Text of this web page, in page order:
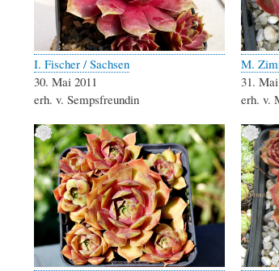
I. Fischer / Sachsen
30. Mai 2011
erh. v. Sempsfreundin
M.
31.
erh. v.